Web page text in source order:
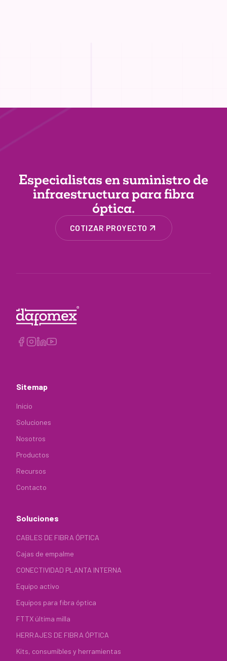
Especialistas en suministro de
infraestructurapara fibra
óptica.
COTIZAR PROYECTO
Sitemap
Inicio
Soluciones
Nosotros
Productos
Recursos
Contacto
Soluciones
CABLES DE FIBRA ÓPTICA
Cajas de empalme
CONECTIVIDAD PLANTA INTERNA
Equipo activo
Equipos para fibra óptica
FTTX última milla
HERRAJES DE FIBRA ÓPTICA
Kits, consumibles y herramientas